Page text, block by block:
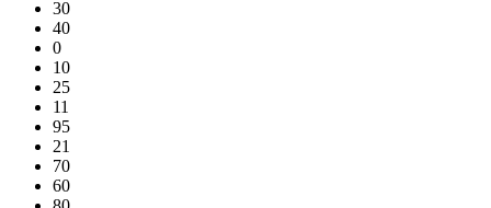
30
40
0
10
25
11
95
21
70
60